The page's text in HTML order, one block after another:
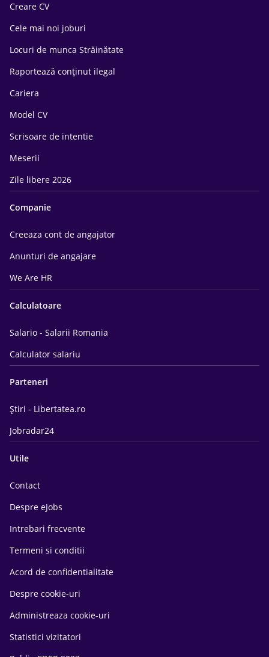
Creare CV
Cele mai noi joburi
Locuri de munca Străinătate
Raportează conținut ilegal
Cariera
Model CV
Scrisoare de intentie
Meserii
Zile libere 2026
Companie
Creeaza cont de angajator
Anunturi de angajare
We Are HR
Calculatoare
Salario - Salarii Romania
Calculator salariu
Parteneri
Știri - Libertatea.ro
Jobradar24
Utile
Contact
Despre eJobs
Intrebari frecvente
Termeni si conditii
Acord de confidentialitate
Despre cookie-uri
Administreaza cookie-uri
Statistici vizitatori